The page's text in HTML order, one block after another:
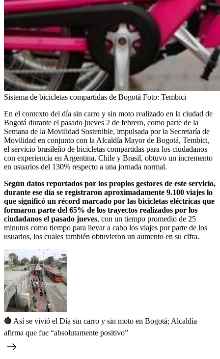
Sistema de bicicletas compartidas de Bogotá Foto: Tembici
En el contexto del día sin carro y sin moto realizado en la ciudad de
Bogotá durante el pasado jueves 2 de febrero, como parte de la
Semana de la Movilidad Sostenible, impulsada por la Secretaría de
Movilidad en conjunto con la Alcaldía Mayor de Bogotá, Tembici,
el servicio brasileño de bicicletas compartidas para los ciudadanos
con experiencia en Argentina, Chile y Brasil, obtuvo un incremento
en usuarios del 130% respecto a una jornada normal.
Según datos reportados por los propios gestores de este servicio,
durante ese día se registraron aproximadamente 9.100 viajes lo
que significó un récord marcado por las bicicletas eléctricas que
formaron parte del 65% de los trayectos realizados por los
ciudadanos el pasado jueves, con un tiempo promedio de 25
minutos como tiempo para llevar a cabo los viajes por parte de los
usuarios, los cuales también obtuvieron un aumento en su cifra.
🔴 Así se vivió el Día sin carro y sin moto en Bogotá; Alcaldía
afirma que fue “absolutamente positivo”